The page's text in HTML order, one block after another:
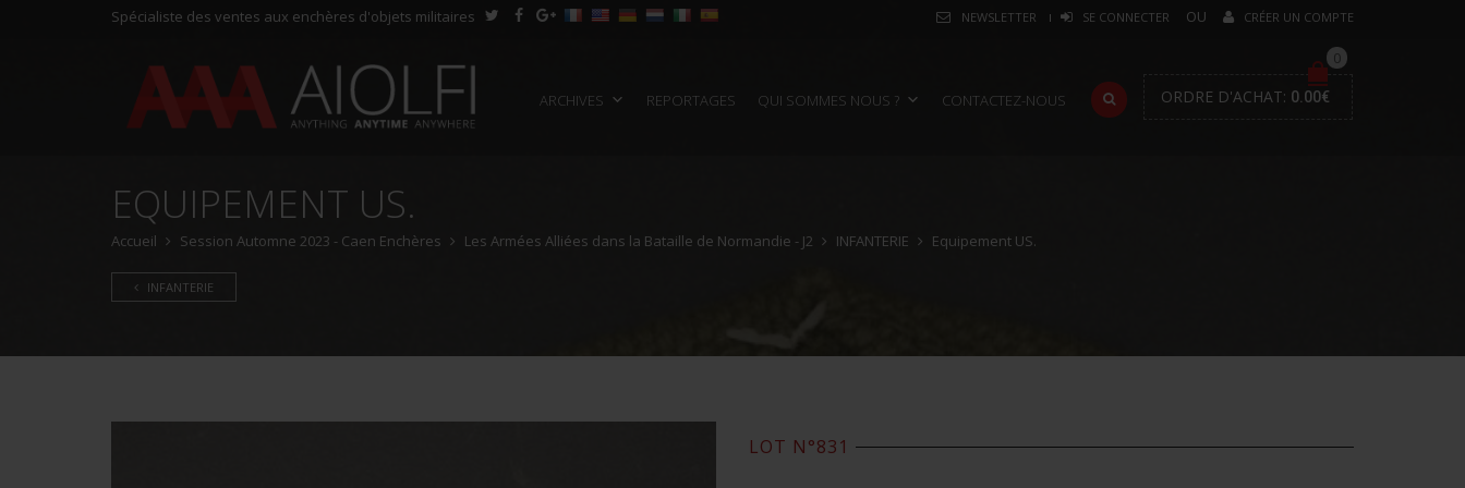
Spécialiste des ventes aux enchères d'objets militaires NEWSLETTER SE CONNECTER CRÉER UN COMPTE
ARCHIVES REPORTAGES QUI SOMMES NOUS ? CONTACTEZ-NOUS
0
ORDRE D'ACHAT: 0.00€
EQUIPEMENT US.
Accueil Session Automne 2023 - Caen Enchères Les Armées Alliées dans la Bataille de Normandie - J2 INFANTERIE Equipement US.
INFANTERIE
LOT N°831